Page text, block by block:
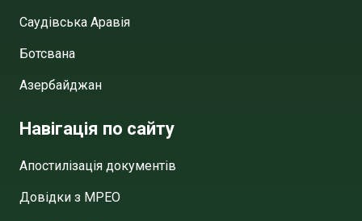
Саудівська Аравія
Ботсвана
Азербайджан
Навігація по сайту
Апостилізація документів
Довідки з МРЕО